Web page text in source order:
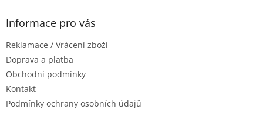
Informace pro vás
Reklamace / Vrácení zboží
Doprava a platba
Obchodní podmínky
Kontakt
Podmínky ochrany osobních údajů